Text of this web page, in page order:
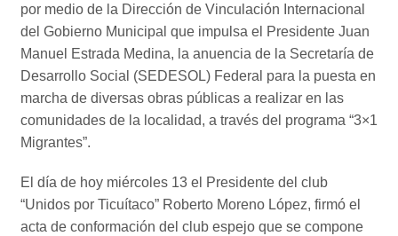
por medio de la Dirección de Vinculación Internacional
del Gobierno Municipal que impulsa el Presidente Juan
Manuel Estrada Medina, la anuencia de la Secretaría de
Desarrollo Social (SEDESOL) Federal para la puesta en
marcha de diversas obras públicas a realizar en las
comunidades de la localidad, a través del programa “3×1
Migrantes”.
El día de hoy miércoles 13 el Presidente del club
“Unidos por Ticuítaco” Roberto Moreno López, firmó el
acta de conformación del club espejo que se compone